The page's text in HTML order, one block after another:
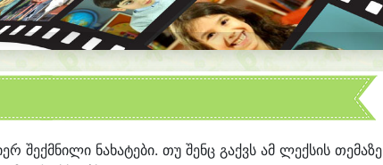
შექმნილი ნახატები. თუ შენც გაქვს ამ ლექსის თემაზე